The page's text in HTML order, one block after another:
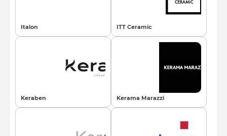
Italon ITT Ceramic
Keraben Kerama Marazzi